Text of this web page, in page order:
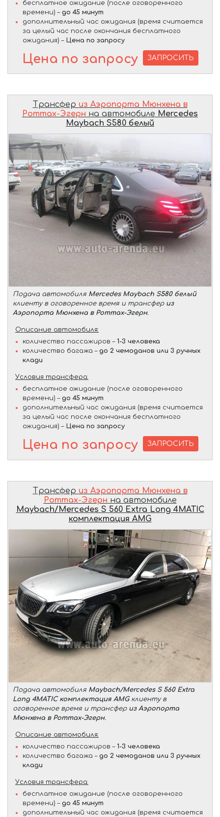
бесплатное ожидание (после оговоренного
времени) – до 45 минут
дополнительный час ожидания (время считается
за целый час после окончания бесплатного
ожидания) – Цена по запросу
Цена по запросу ЗАПРОСИТЬ
Трансфер из Аэропорта Мюнхена в
Роттах-Эгерн на автомобиле Mercedes
Maybach S580 белый
Подача автомобиля Mercedes Maybach S580 белый
клиенту в оговоренное время и трансфер из
Аэропорта Мюнхена в Роттах-Эгерн.
Описание автомобиля:
количество пассажиров – 1-3 человека
количество багажа – до 2 чемоданов или 3 ручных
клади
Условия трансфера:
бесплатное ожидание (после оговоренного
времени) – до 45 минут
дополнительный час ожидания (время считается
за целый час после окончания бесплатного
ожидания) – Цена по запросу
Цена по запросу ЗАПРОСИТЬ
Трансфер из Аэропорта Мюнхена в
Роттах-Эгерн на автомобиле
Maybach/Mercedes S 560 Extra Long 4MATIC
комплектация AMG
Подача автомобиля Maybach/Mercedes S 560 Extra
Long 4MATIC комплектация AMGклиенту в
оговоренное время и трансфер из Аэропорта
Мюнхена в Роттах-Эгерн.
Описание автомобиля:
количество пассажиров – 1-3 человека
количество багажа – до 2 чемоданов или 3 ручных
клади
Условия трансфера:
бесплатное ожидание (после оговоренного
времени) – до 45 минут
дополнительный час ожидания (время считается